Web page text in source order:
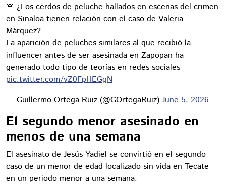
🚨 ¿Los cerdos de peluche hallados en escenas del crimen
en Sinaloa tienen relación con el caso de Valeria
Márquez?
La aparición de peluches similares al que recibió la
influencer antes de ser asesinada en Zapopan ha
generado todo tipo de teorías en redes sociales
pic.twitter.com/vZ0FpHEGgN
— Guillermo Ortega Ruiz (@GOrtegaRuiz) June 5, 2026
El segundo menor asesinado en
menos de una semana
El asesinato de Jesús Yadiel se convirtió en el segundo
caso de un menor de edad localizado sin vida en Tecate
en un periodo menor a una semana.